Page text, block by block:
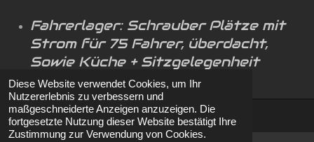
Diese Website verwendet Cookies, um Ihr
Nutzererlebnis zu verbessern und
maßgeschneiderte Anzeigen anzuzeigen. Die
fortgesetzte Nutzung dieser Website bestätigt Ihre
Zustimmung zur Verwendung von Cookies.
Fahrerlager: Schrauber Plätze mit
Strom für 75 Fahrer, überdacht,
Sowie Küche + Sitzgelegenheit